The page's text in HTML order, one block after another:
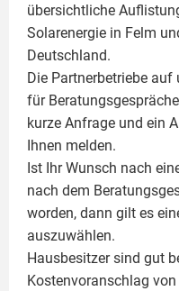
übersichtliche
Solarenergie in Felm
Deutschland.
Die Partnerbetriebe auf
für
kurze Anfrage und ein
Ihnen melden.
Ist Ihr Wunsch nach
nach dem
worden, dann gilt es
auszuwählen.
Hausbesitzer sind gut
Kostenvoranschlag